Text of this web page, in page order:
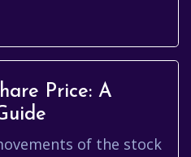
blend of strategy,
Price: A
of the stock